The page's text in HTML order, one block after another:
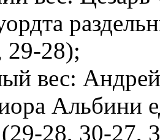
29-28);
вес:
Альбини
(29-28, 30-27,